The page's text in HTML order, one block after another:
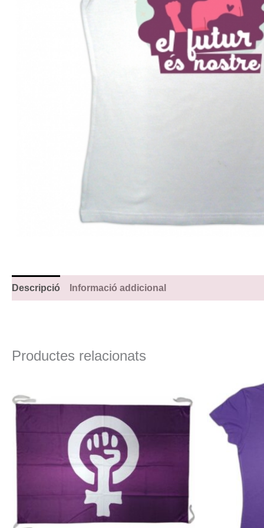
Descripció Informació addicional
Productes relacionats